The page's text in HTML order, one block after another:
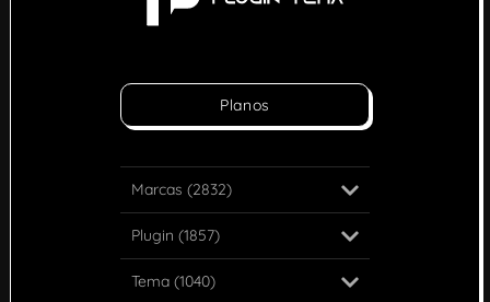
Planos
Marcas (2832)
Plugin (1857)
Tema (1040)